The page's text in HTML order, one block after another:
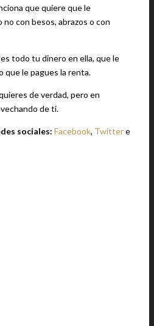
que quiere que le
con besos, abrazos o con
todo tu dinero en ella, que le
que le pagues la renta.
de verdad, pero en
de ti.
sociales: Facebook, Twittere